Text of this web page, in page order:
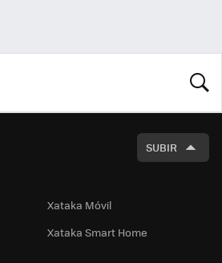
SUBIR
Xataka Móvil
Xataka Smart Home